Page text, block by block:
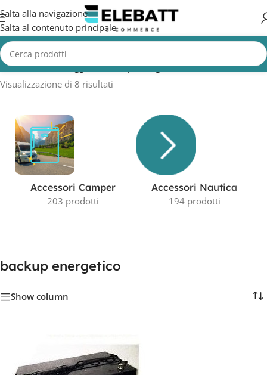
Salta alla navigazione
Salta al contenuto principale
Home/Prodotti taggati “backup energetico”
Visualizzazione di 8 risultati
Accessori Camper
203 prodotti
Accessori Nautica
194 prodotti
backup energetico
Show column